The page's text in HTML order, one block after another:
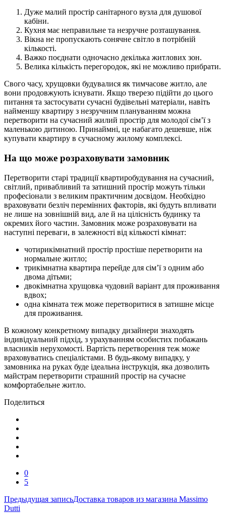
Дуже малий простір санітарного вузла для душової
кабіни.
Кухня має неправильне та незручне розташування.
Вікна не пропускають сонячне світло в потрібній
кількості.
Важко поєднати одночасно декілька житлових зон.
Велика кількість перегородок, які не можливо прибрати.
Свого часу, хрущовки будувалися як тимчасове житло, але
вони продовжують існувати. Якщо тверезо підійти до цього
питання та застосувати сучасні будівельні матеріали, навіть
найменшу квартиру з незручним плануванням можна
перетворити на сучасний жилий простір для молодої сім’ї з
маленькою дитиною. Принаймні, це набагато дешевше, ніж
купувати квартиру в сучасному жилому комплексі.
На що може розраховувати замовник
Перетворити старі традиції квартиробудування на сучасний,
світлий, привабливий та затишний простір можуть тільки
професіонали з великим практичним досвідом. Необхідно
враховувати безліч перемінних факторів, які будуть впливати
не лише на зовнішній вид, але й на цілісність будинку та
окремих його частин. Замовник може розраховувати на
наступні переваги, в залежності від кількості кімнат:
чотирикімнатний простір простіше перетворити на
нормальне житло;
трикімнатна квартира перейде для сім’ї з одним або
двома дітьми;
двокімнатна хрущовка чудовий варіант для проживання
вдвох;
одна кімната теж може перетворитися в затишне місце
для проживання.
В кожному конкретному випадку дизайнери знаходять
індивідуальний підхід, з урахуванням особистих побажань
власників нерухомості. Вартість перетворення теж може
враховуватись спеціалістами. В будь-якому випадку, у
замовника на руках буде ідеальна інструкція, яка дозволить
майстрам перетворити страшний простір на сучасне
комфортабельне житло.
Поделиться
0
5
Навигация
Предыдущая записьДоставка товаров из магазина Massimo
Dutti